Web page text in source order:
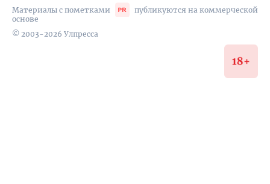
Материалы с пометками
публикуются на коммерческой
основе
© 2003-2026 Улпресса